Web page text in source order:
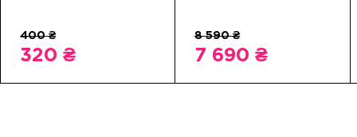
320 ₴ 7 690 ₴